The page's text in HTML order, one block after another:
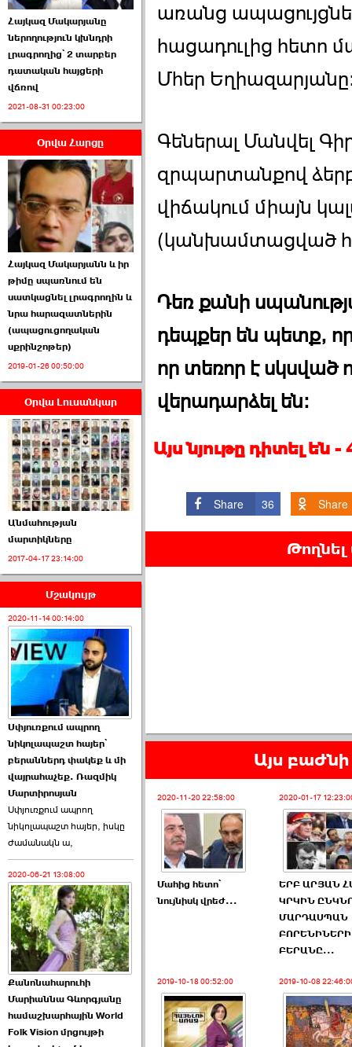
ՏԵՍԱՆՅՈՒԹ․ Ի՞նչ
իրավիճակ է այս ›››
2026-07-04 10:40:00
Սահմանադրական
դատարանը մերժեց ›››
2026-07-02 00:39:00
ՈՒՂԻՂ․ ԱԺ-ն
Կառավարության ›››
2026-07-01 00:52:00
ՍԴ-ն հուլիսի 1-ին
կհեռանա ›››
2026-07-01 00:08:00
Աննա Վարդապետյանն
ուղերձ է հղել ›››
2026-06-25 23:21:00
Պաշտոնակռիվը սկսված
է. «Հրապարակ» ›››
2026-06-25 17:13:00
ԱԺ նախագահի
Հայկազ Մակարյանը
ներողություն կխնդրի
լրագրողից՝ 2 տարբեր
դատական հայցերի
վճռով
2021-08-31 00:23:00
Օրվա Հարցը
Հայկազ Մակարյանն և իր
թիմը սպառնում են
սատկացնել լրագրողին և
նրա հարազատներին
(ապացուցողական
սքրինշոթեր)
2019-01-26 00:50:00
Օրվա Լուսանկար
Անմահության
մարտիկները
2017-04-17 23:14:00
Մշակույթ
2020-11-14 00:14:00
Սփյուռքում ապրող
նիկոլապաշտ հայեր՝
բերաններդ փակեք և մի
վայրահաչեք. Ռազմիկ
Մարտիրոսյան
Սփյուռքում ապրող
նիկոլապաշտ հայեր, իսկը
ժամանակն ա,
2020-06-21 13:08:00
Քանոնահարուհի
Մարիաննա Գևորգյանը
համաշխարհային World
Folk Vision մրցույթի
առանց
հացադուլից հետո
Մհեր
Գեներալ Մանվել
զրպարտանքով
վիճակում միայն
(կանխամտացված
Դեռ քանի
դեպքեր են պետք,
որ տեռոր է սկսված
վերադարձել են:
Այս նյութը դիտել են
Share 36 Share
Թողնել
Այս բաժնի
2020-11-20 22:58:00
Մահից հետո՝
նույնիսկ վրեժ...
2020-01-17
ԵՐԲ ԱՐՅԱՆ
ԿՐԿԻՆ
ՄԱՐԴԱՍՊԱՆ
ԲՈՐԵՆԻՆԵՐԻ
ԲԵՐԱՆԸ...
2019-10-18 00:52:00 2019-10-08